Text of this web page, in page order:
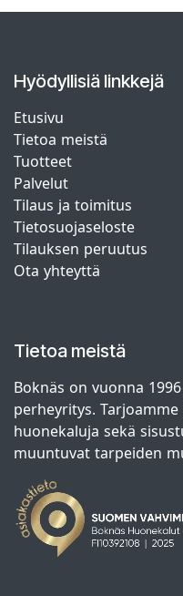
Hyödyllisiä linkkejä
Etusivu
Tietoa meistä
Tuotteet
Palvelut
Tilaus ja toimitus
Tietosuojaseloste
Tilauksen peruutus
Ota yhteyttä
Tietoa meistä
Boknäs on vuonna
perheyritys.
huonekaluja sekä
muuntuvat tarpeiden